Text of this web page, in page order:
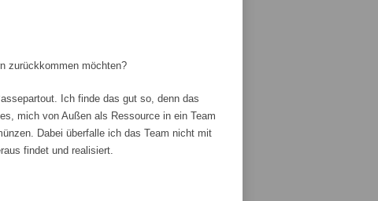
zurückkommen möchten?
Ich finde das gut so, denn das
mich von Außen als Ressource in ein Team
Dabei überfalle ich das Team nicht mit
findet und realisiert.